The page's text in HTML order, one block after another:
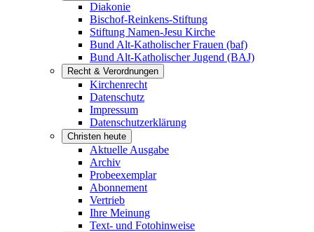
Diakonie
Bischof-Reinkens-Stiftung
Stiftung Namen-Jesu Kirche
Bund Alt-Katholischer Frauen (baf)
Bund Alt-Katholischer Jugend (BAJ)
Recht & Verordnungen
Kirchenrecht
Datenschutz
Impressum
Datenschutzerklärung
Christen heute
Aktuelle Ausgabe
Archiv
Probeexemplar
Abonnement
Vertrieb
Ihre Meinung
Text- und Fotohinweise